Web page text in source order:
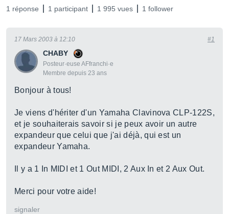
1 réponse 1 participant 1 995 vues 1 follower
CHABY
Posteur·euse AFfranchi·e
Membre depuis 23 ans
17 Mars 2003 à 12:10 #1
Bonjour à tous!
Je viens d'hériter d'un Yamaha Clavinova CLP-122S,
et je souhaiterais savoir si je peux avoir un autre
expandeur que celui que j'ai déjà, qui est un
expandeur Yamaha.
Il y a 1 In MIDI et 1 Out MIDI, 2 Aux In et 2 Aux Out.
Merci pour votre aide!
signaler